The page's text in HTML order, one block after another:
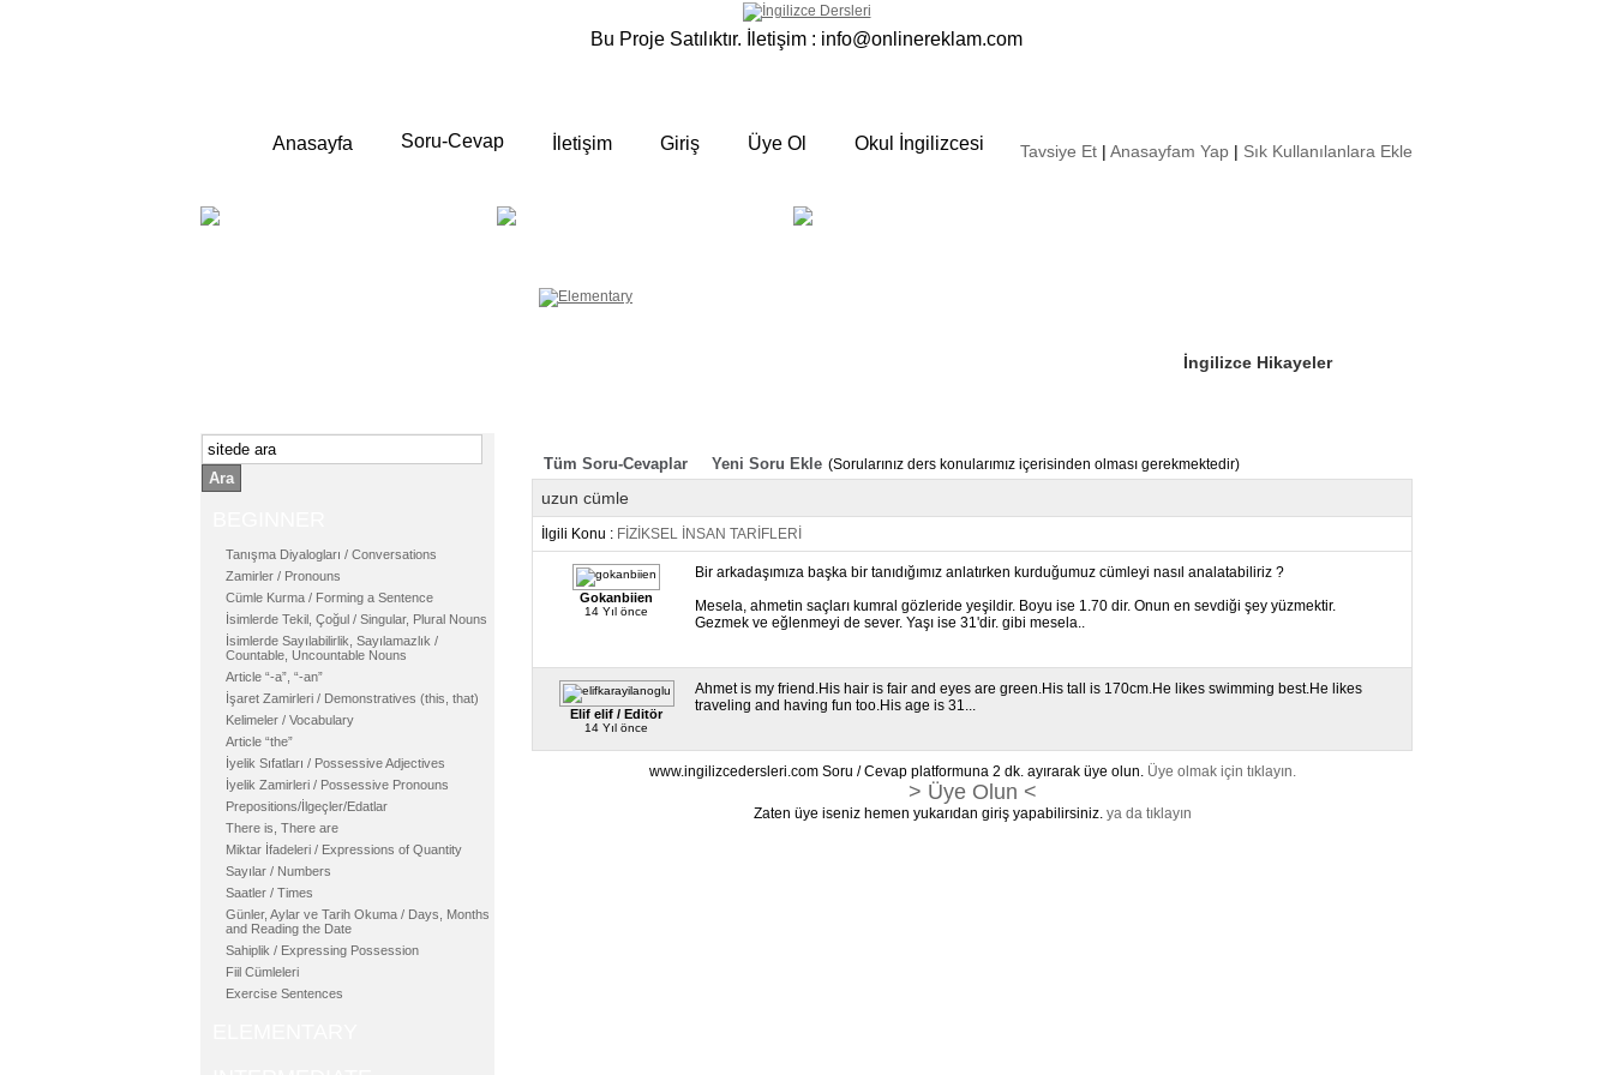
Bu Proje Satılıktır. İletişim : info@onlinereklam.com
Anasayfa Soru-Cevap İletişim Giriş Üye Ol Okul İngilizcesi Tavsiye Et | Anasayfam Yap | Sık Kullanılanlara Ekle
İngilizce Hikayeler
Ara
Tanışma Diyalogları / Conversations
Zamirler / Pronouns
Cümle Kurma / Forming a Sentence
İsimlerde Tekil, Çoğul / Singular, Plural Nouns
İsimlerde Sayılabilirlik, Sayılamazlık /
Countable, Uncountable Nouns
Article “-a”, “-an”
İşaret Zamirleri / Demonstratives (this, that)
Kelimeler / Vocabulary
Article “the”
İyelik Sıfatları / Possessive Adjectives
İyelik Zamirleri / Possessive Pronouns
Prepositions/İlgeçler/Edatlar
There is, There are
Miktar İfadeleri / Expressions of Quantity
Sayılar / Numbers
Saatler / Times
Günler, Aylar ve Tarih Okuma / Days, Months
and Reading the Date
Sahiplik / Expressing Possession
Fiil Cümleleri
Exercise Sentences
Tüm Soru-Cevaplar Yeni Soru Ekle (Sorularınız ders konularımız içerisinden olması gerekmektedir)
uzun cümle
İlgili Konu : FİZİKSEL İNSAN TARİFLERİ
Gokanbiien
14 Yıl önce
Bir arkadaşımıza başka bir tanıdığımız anlatırken kurduğumuz cümleyi nasıl analatabiliriz ?
Mesela, ahmetin saçları kumral gözleride yeşildir. Boyu ise 1.70 dir. Onun en sevdiği şey yüzmektir.
Gezmek ve eğlenmeyi de sever. Yaşı ise 31'dir. gibi mesela..
Elif elif / Editör
14 Yıl önce
Ahmet is my friend.His hair is fair and eyes are green.His tall is 170cm.He likes swimming best.He likes
traveling and having fun too.His age is 31...
www.ingilizcedersleri.com Soru / Cevap platformuna 2 dk. ayırarak üye olun. Üye olmak için tıklayın.
> Üye Olun <
Zaten üye iseniz hemen yukarıdan giriş yapabilirsiniz. ya da tıklayın